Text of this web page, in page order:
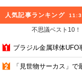
人気記事ランキング
不思議ベスト10！
ブラジル金属球体UFO
「見世物サーカス」